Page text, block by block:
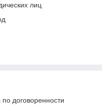
лиц
договоренности